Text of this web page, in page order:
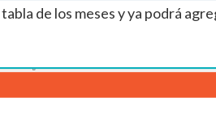
de los meses y ya podrá